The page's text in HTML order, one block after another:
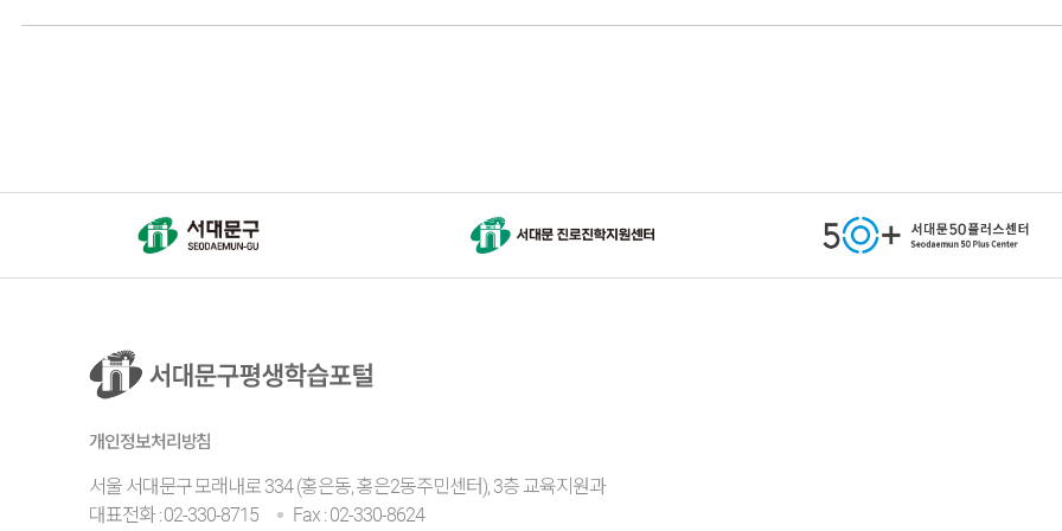
정지
개인정보처리방침
서울 서대문구 모래내로 334 (홍은동, 홍은2동주민센터), 3층 교육지원과
대표전화 : 02-330-8715
Fax : 02-330-8624